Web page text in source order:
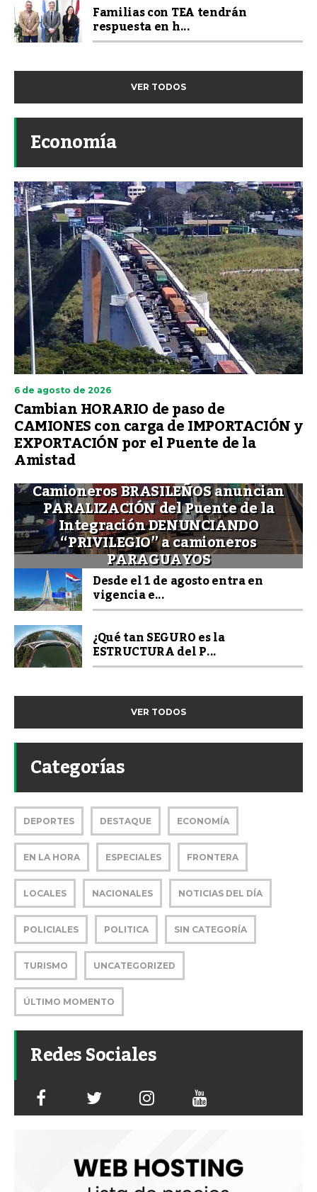
Familias con TEA tendrán
respuesta en h...
VER TODOS
Economía
6 de agosto de 2026
Cambian HORARIO de paso de
CAMIONES con carga de IMPORTACIÓN y
EXPORTACIÓN por el Puente de la
Amistad
Camioneros BRASILEÑOS anuncian
PARALIZACIÓN del Puente de la
Integración DENUNCIANDO
“PRIVILEGIO” a camioneros
PARAGUAYOS
Desde el 1 de agosto entra en
vigencia e...
¿Qué tan SEGURO es la
ESTRUCTURA del P...
VER TODOS
Categorías
DEPORTES DESTAQUE ECONOMÍA
EN LA HORA ESPECIALES FRONTERA
LOCALES NACIONALES NOTICIAS DEL DÍA
POLICIALES POLITICA SIN CATEGORÍA
TURISMO UNCATEGORIZED
ÚLTIMO MOMENTO
Redes Sociales